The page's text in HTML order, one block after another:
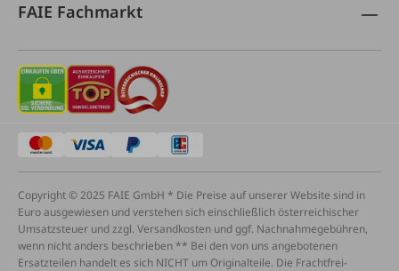
FAIE Fachmarkt
Copyright © 2025 FAIE GmbH * Die Preise auf unserer Website sind in
Euro ausgewiesen und verstehen sich einschließlich österreichischer
Umsatzsteuer und zzgl. Versandkosten und ggf. Nachnahmegebühren,
wenn nicht anders beschrieben ** Bei den von uns angebotenen
Ersatzteilen handelt es sich NICHT um Originalteile. Die Frachtfrei-